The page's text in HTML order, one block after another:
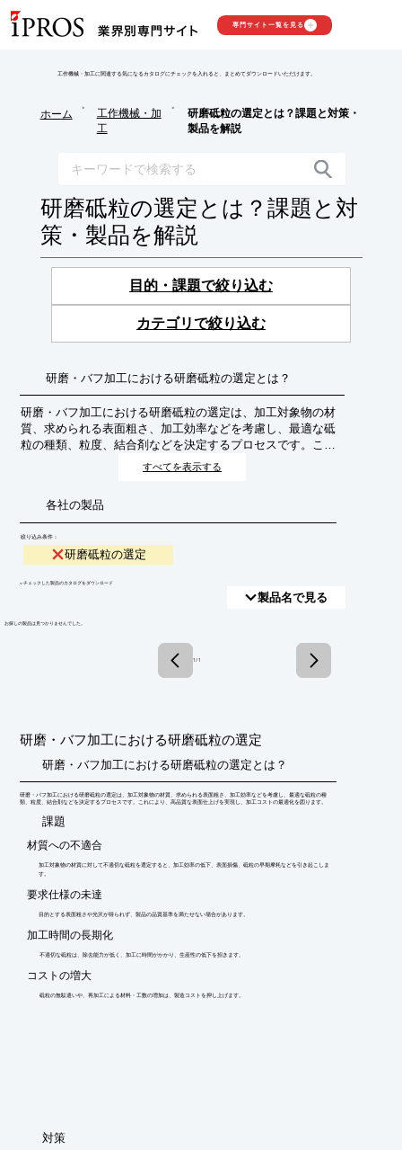
専門サイト一覧を見る
工作機械・加工に関連する気になるカタログにチェックを入れると、まとめてダウンロードいただけます。
ホーム
>
工作機械・加
工
>
研磨砥粒の選定とは？課題と対策・
製品を解説
研磨砥粒の選定とは？課題と対
策・製品を解説
目的・課題で絞り込む
カテゴリで絞り込む
研磨・バフ加工における研磨砥粒の選定とは？
研磨・バフ加工における研磨砥粒の選定は、加工対象物の材
質、求められる表面粗さ、加工効率などを考慮し、最適な砥
粒の種類、粒度、結合剤などを決定するプロセスです。これ
により、高品質な表面仕上げを実現し、加工コストの最適化
すべてを表示する
各社の製品
絞り込み条件：
研磨砥粒の選定
​▼チェックした製品のカタログをダウンロード
製品名で見る
​お探しの製品は見つかりませんでした。
1 / 1
研磨・バフ加工における研磨砥粒の選定
研磨・バフ加工における研磨砥粒の選定とは？
研磨・バフ加工における研磨砥粒の選定は、加工対象物の材質、求められる表面粗さ、加工効率などを考慮し、最適な砥粒の種
類、粒度、結合剤などを決定するプロセスです。これにより、高品質な表面仕上げを実現し、加工コストの最適化を図ります。
​課題
材質への不適合
加工対象物の材質に対して不適切な砥粒を選定すると、加工効率の低下、表面損傷、砥粒の早期摩耗などを引き起こしま
す。
要求仕様の未達
目的とする表面粗さや光沢が得られず、製品の品質基準を満たせない場合があります。
加工時間の長期化
不適切な砥粒は、除去能力が低く、加工に時間がかかり、生産性の低下を招きます。
コストの増大
砥粒の無駄遣いや、再加工による材料・工数の増加は、製造コストを押し上げます。
​対策